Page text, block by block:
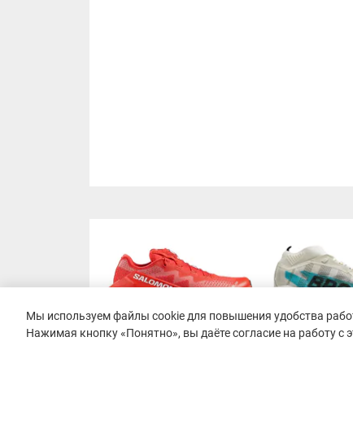
Мы используем файлы cookie для повышения удобства
Нажимая кнопку «Понятно», вы даёте согласие на работу с